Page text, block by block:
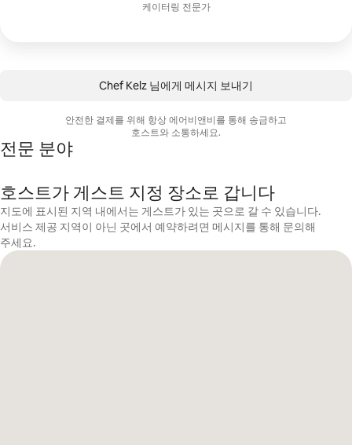
케이터링 전문가
Chef Kelz 님에게 메시지 보내기
안전한 결제를 위해 항상 에어비앤비를 통해 송금하고
호스트와 소통하세요.
전문 분야
호스트가 게스트 지정 장소로 갑니다
지도에 표시된 지역 내에서는 게스트가 있는 곳으로 갈 수 있습니다.
서비스 제공 지역이 아닌 곳에서 예약하려면 메시지를 통해 문의해
주세요.